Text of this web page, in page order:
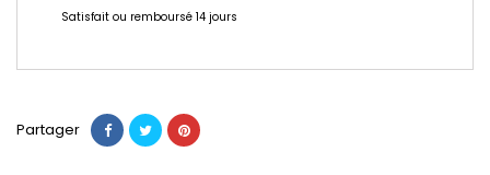
Satisfait ou remboursé 14 jours
Partager